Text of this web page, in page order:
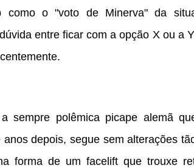
como o "voto de Minerva" da
entre ficar com a opção X ou a
sempre polêmica picape alemã
depois, segue sem alterações
forma de um facelift que trouxe